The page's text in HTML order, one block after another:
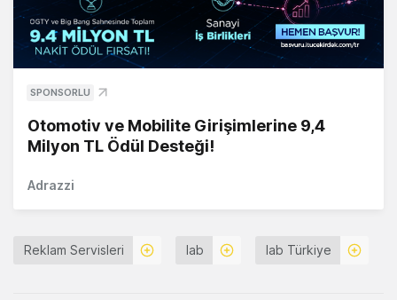
SPONSORLU
Otomotiv ve Mobilite Girişimlerine 9,4
Milyon TL Ödül Desteği!
Adrazzi
Reklam Servisleri Iab Iab Türkiye